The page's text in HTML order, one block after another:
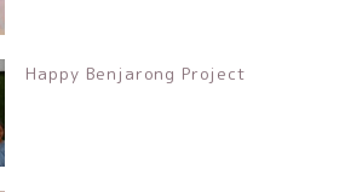
Happy Benjarong Project